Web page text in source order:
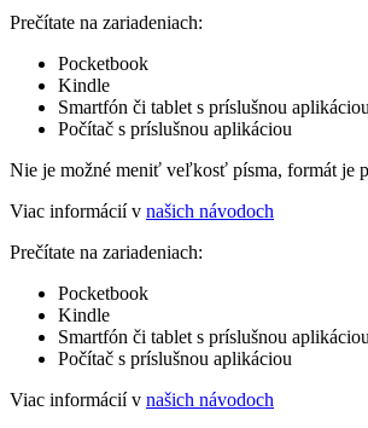
Prečítate na zariadeniach:
Pocketbook
Kindle
Smartfón či tablet s príslušnou aplikáciou
Počítač s príslušnou aplikáciou
Nie je možné meniť veľkosť písma, formát je
Viac informácií v našich návodoch
Prečítate na zariadeniach:
Pocketbook
Kindle
Smartfón či tablet s príslušnou aplikáciou
Počítač s príslušnou aplikáciou
Viac informácií v našich návodoch